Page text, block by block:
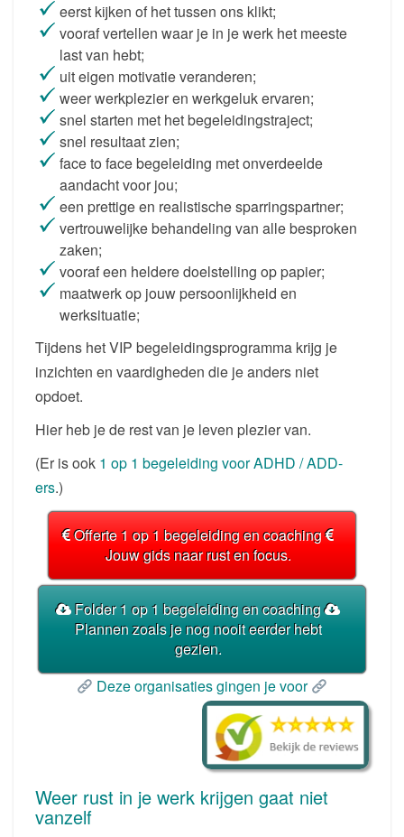
eerst kijken of het tussen ons klikt;
vooraf vertellen waar je in je werk het meeste
last van hebt;
uit eigen motivatie veranderen;
weer werkplezier en werkgeluk ervaren;
snel starten met het begeleidingstraject;
snel resultaat zien;
face to face begeleiding met onverdeelde
aandacht voor jou;
een prettige en realistische sparringspartner;
vertrouwelijke behandeling van alle besproken
zaken;
vooraf een heldere doelstelling op papier;
maatwerk op jouw persoonlijkheid en
werksituatie;
Tijdens het VIP begeleidingsprogramma krijg je
inzichten en vaardigheden die je anders niet
opdoet.
Hier heb je de rest van je leven plezier van.
(Er is ook 1 op 1 begeleiding voor ADHD / ADD-
ers.)
Offerte 1 op 1 begeleiding en coaching
Jouw gids naar rust en focus.
Folder 1 op 1 begeleiding en coaching
Plannen zoals je nog nooit eerder hebt
gezien.
Deze organisaties gingen je voor
Weer rust in je werk krijgen gaat niet
vanzelf